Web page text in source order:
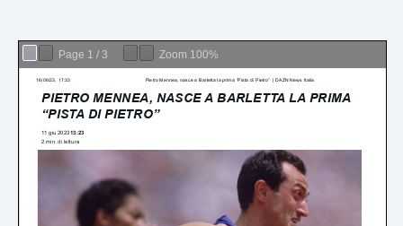
Page 1 / 3 Zoom 100%